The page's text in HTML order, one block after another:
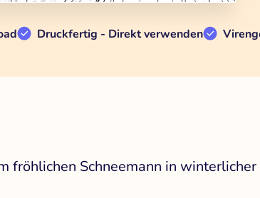
Druckfertig - Direkt verwenden
fröhlichen Schneemann in